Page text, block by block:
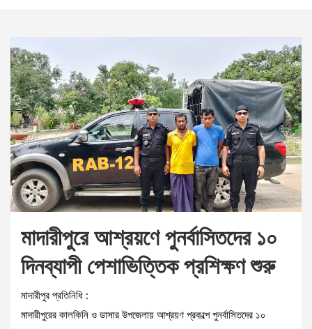
মাদারীপুরে আশ্রয়ণে পুনর্বাসিতদের ১০
দিনব্যাপী পেশাভিত্তিক প্রশিক্ষণ শুরু
মাদারীপুর প্রতিনিধি :
মাদারীপুরের কালকিনি ও ডাসার উপজেলায় আশ্রয়ণ প্রকল্পে পুনর্বাসিতদের ১০